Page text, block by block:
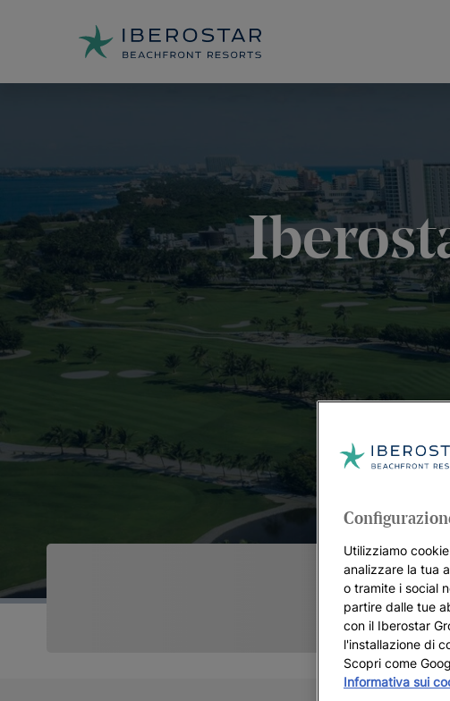
Utilizziamo
analizzare la tua
o tramite i social
partire dalle tue
con il Iberostar
l'installazione di
Scopri come
Informativa sui